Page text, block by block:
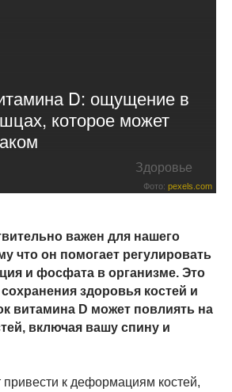
D: ощущение в
которое может
Здоровье
Фото: pexels.com
важен для нашего
что он помогает регулировать
и фосфата в организме. Это
здоровья костей и
витамина D может повлиять на
включая вашу спину и
привести к деформациям костей,